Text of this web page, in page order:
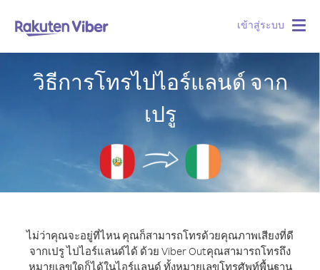
เข้าสู่ระบบ
วิธีการโทรไปไอร์แลนด์ จาก
เปรู
ไม่ว่าคุณจะอยู่ที่ไหน คุณก็สามารถโทรด้วยคุณภาพเสียงที่ดี
จากเปรู ไปไอร์แลนด์ได้ ด้วย Viber Outคุณสามารถโทรถึง
หมายเลขใดก็ได้ในไอร์แลนด์ ทั้งหมายเลขโทรศัพท์พื้นฐาน